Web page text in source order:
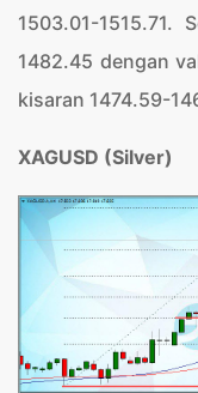
1503.01-1515.71.
1482.45 dengan
kisaran 1474.59-
XAGUSD (Silver)